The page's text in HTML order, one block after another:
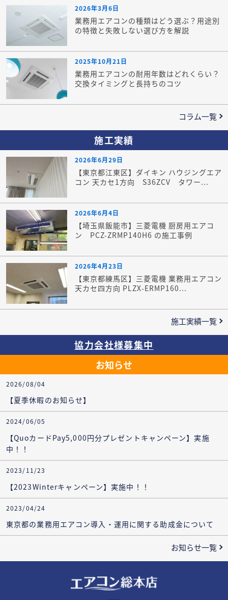
2026年3月6日
業務用エアコンの種類はどう選ぶ？用途別
の特徴と失敗しない選び方を解説
2025年10月21日
業務用エアコンの耐用年数はどれくらい？
交換タイミングと長持ちのコツ
コラム一覧
施工実績
2026年6月29日
【東京都江東区】ダイキン ハウジングエア
コン 天カセ1方向 S36ZCV タワー...
2026年6月4日
【埼玉県飯能市】三菱電機 厨房用エアコ
ン PCZ-ZRMP140H6 の施工事例
2026年4月23日
【東京都練馬区】三菱電機 業務用エアコン
天カセ四方向 PLZX-ERMP160...
施工実績一覧
協力会社様募集中
お知らせ
2026/08/04
【夏季休暇のお知らせ】
2024/06/05
【QuoカードPay5,000円分プレゼントキャンペーン】実施
中！！
2023/11/23
【2023Winterキャンペーン】実施中！！
2023/04/24
東京都の業務用エアコン導入・運用に関する助成金について
お知らせ一覧